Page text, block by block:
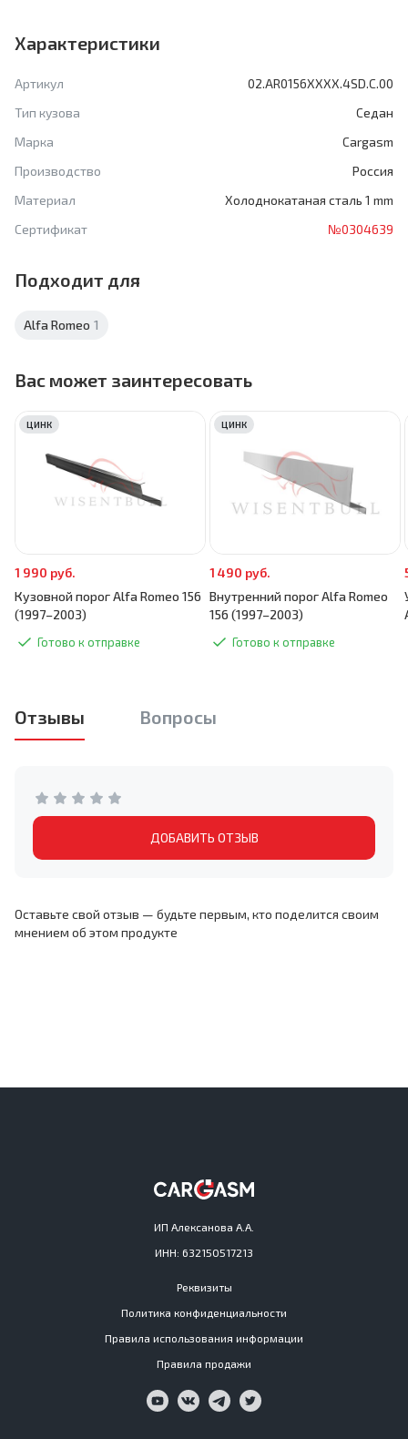
Характеристики
Артикул
02.AR0156XXXX.4SD.C.00
Тип кузова
Седан
Марка
Cargasm
Производство
Россия
Материал
Холоднокатаная сталь 1 mm
Сертификат
№0304639
Подходит для
Alfa Romeo 1
Вас может заинтересовать
1 990 руб.
Кузовной порог Alfa Romeo 156
(1997–2003)
Готово к отправке
ЦИНК
1 490 руб.
Внутренний порог Alfa Romeo
156 (1997–2003)
Готово к отправке
ЦИНК
Отзывы Вопросы
ДОБАВИТЬ ОТЗЫВ
Оставьте свой отзыв — будьте первым, кто поделится своим
мнением об этом продукте
ИП Алексанова А.А.
ИНН: 632150517213
Реквизиты
Политика конфиденциальности
Правила использования информации
Правила продажи